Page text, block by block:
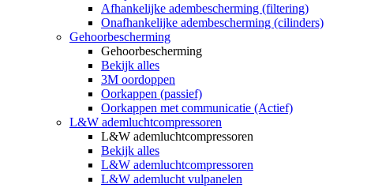
Afhankelijke adembescherming (filtering)
Onafhankelijke adembescherming (cilinders)
Gehoorbescherming
Gehoorbescherming
Bekijk alles
3M oordoppen
Oorkappen (passief)
Oorkappen met communicatie (Actief)
L&W ademluchtcompressoren
L&W ademluchtcompressoren
Bekijk alles
L&W ademluchtcompressoren
L&W ademlucht vulpanelen